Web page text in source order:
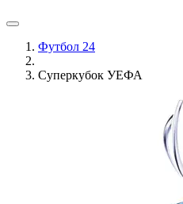
Футбол 24
Суперкубок УЕФА